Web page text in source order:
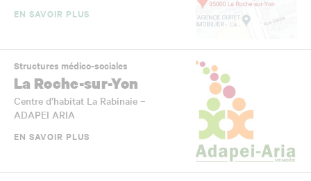
EN SAVOIR PLUS
Structures médico-sociales
La Roche-sur-Yon
Centre d’habitat La Rabinaie –
ADAPEI ARIA
EN SAVOIR PLUS